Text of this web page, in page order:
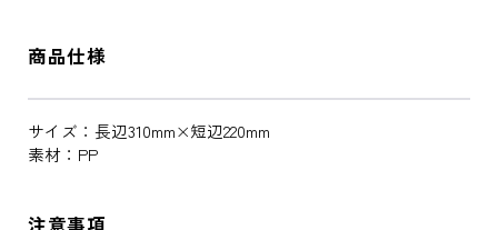
商品仕様
サイズ：長辺310mm×短辺220mm
素材：PP